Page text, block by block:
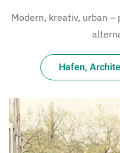
Modern, kreativ, urban
Hafen,